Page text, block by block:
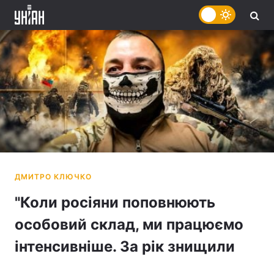
"Коли росіяни поповнюють
особовий склад, ми працюємо
інтенсивніше. За рік знищили